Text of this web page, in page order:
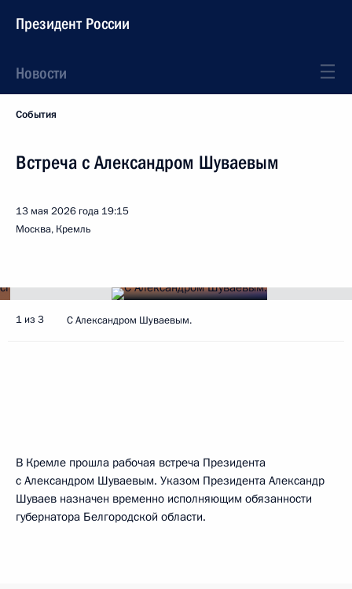
Президент России
Новости
События
Встреча с Александром Шуваевым
13 мая 2026 года 19:15
Москва, Кремль
1 из 3 С Александром Шуваевым.
В Кремле прошла рабочая встреча Президента
с Александром Шуваевым. Указом Президента Александр
Шуваев назначен временно исполняющим обязанности
губернатора Белгородской области.